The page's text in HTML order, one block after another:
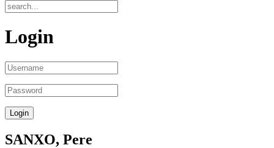
Login
SANXO, Pere